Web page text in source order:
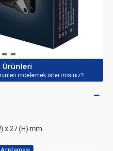
incelemek ister misiniz?
x 27 (H) mm